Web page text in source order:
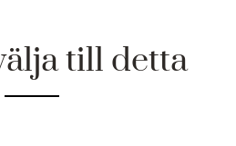
till detta